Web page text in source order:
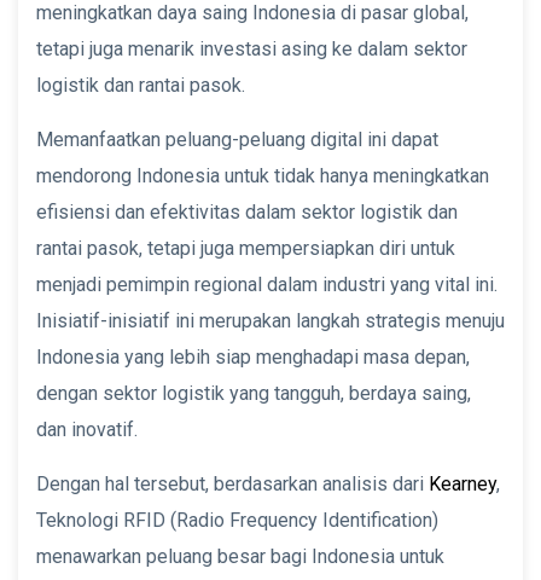
meningkatkan daya saing Indonesia di pasar global,
tetapi juga menarik investasi asing ke dalam sektor
logistik dan rantai pasok.
Memanfaatkan peluang-peluang digital ini dapat
mendorong Indonesia untuk tidak hanya meningkatkan
efisiensi dan efektivitas dalam sektor logistik dan
rantai pasok, tetapi juga mempersiapkan diri untuk
menjadi pemimpin regional dalam industri yang vital ini.
Inisiatif-inisiatif ini merupakan langkah strategis menuju
Indonesia yang lebih siap menghadapi masa depan,
dengan sektor logistik yang tangguh, berdaya saing,
dan inovatif.
Dengan hal tersebut, berdasarkan analisis dari Kearney,
Teknologi RFID (Radio Frequency Identification)
menawarkan peluang besar bagi Indonesia untuk